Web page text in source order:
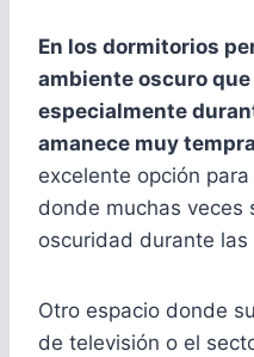
En los dormitorios
ambiente oscuro
especialmente
amanece muy
excelente opción
donde muchas veces
oscuridad durante las
Otro espacio donde
de televisión o el